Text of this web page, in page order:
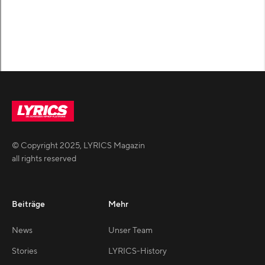
© Copyright2025, LYRICS Magazin
all rights reserved
Beiträge
News
Stories
Mehr
Unser Team
LYRICS-History